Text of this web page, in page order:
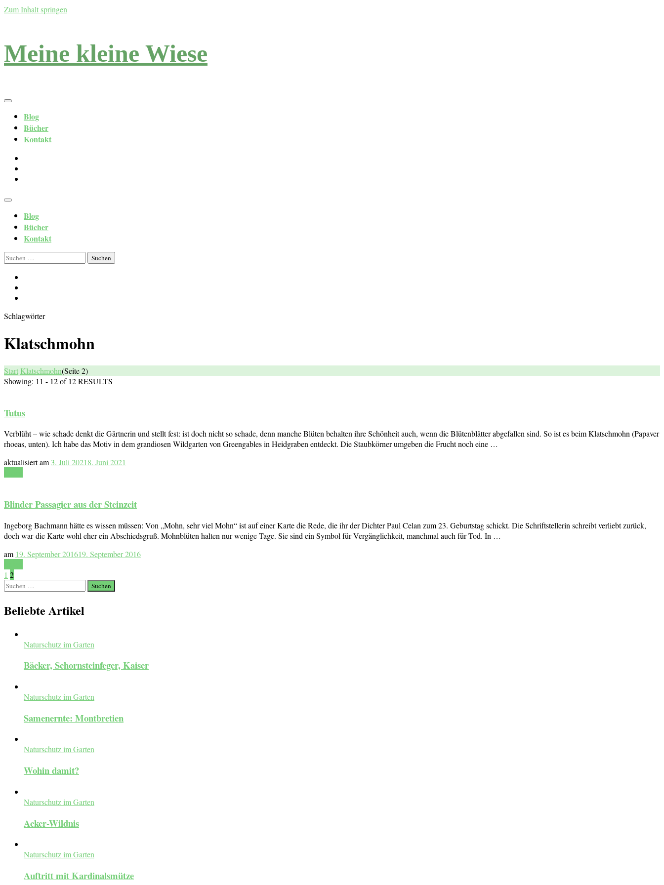
Zum Inhalt springen
Meine kleine Wiese
Blog
Bücher
Kontakt
Blog
Bücher
Kontakt
Suchen
nach:
Schlagwörter
Klatschmohn
Start Klatschmohn(Seite 2)
Showing: 11 - 12 of 12 RESULTS
Tutus
Verblüht – wie schade denkt die Gärtnerin und stellt fest: ist doch nicht so schade, denn manche Blüten behalten ihre Schönheit auch, wenn die Blütenblätter abgefallen sind. So ist es beim Klatschmohn (Papaver
rhoeas, unten). Ich habe das Motiv in dem grandiosen Wildgarten von Greengables in Heidgraben entdeckt. Die Staubkörner umgeben die Frucht noch eine …
aktualisiert am3. Juli 20218. Juni 2021
Blinder Passagier aus der Steinzeit
Ingeborg Bachmann hätte es wissen müssen: Von „Mohn, sehr viel Mohn“ ist auf einer Karte die Rede, die ihr der Dichter Paul Celan zum 23. Geburtstag schickt. Die Schriftstellerin schreibt verliebt zurück,
doch war die Karte wohl eher ein Abschiedsgruß. Mohnblüten halten nur wenige Tage. Sie sind ein Symbol für Vergänglichkeit, manchmal auch für Tod. In …
am 19. September 201619. September 2016
Seitennummerierung
der
Beiträge
Seite
1 Seite
2
Suchen
nach:
Beliebte Artikel
Naturschutz im Garten
Bäcker, Schornsteinfeger, Kaiser
Naturschutz im Garten
Samenernte: Montbretien
Naturschutz im Garten
Wohin damit?
Naturschutz im Garten
Acker-Wildnis
Naturschutz im Garten
Auftritt mit Kardinalsmütze